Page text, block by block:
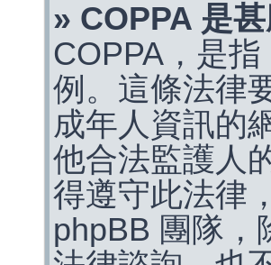
» COPPA 是甚
COPPA，是
例。這條法律
成年人資訊的
他合法監護人
得遵守此法律
phpBB 團隊，